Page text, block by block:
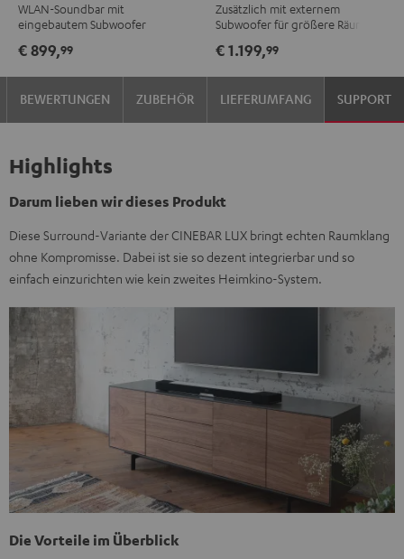
WLAN-Soundbar mit
eingebautem Subwoofer
€ 899,99
SchwarzSchwarz
Weiß
Zusätzlich mit externem
Subwoofer für größere Räume
€ 1.199,99
BEWERTUNGEN ZUBEHÖR LIEFERUMFANG SUPPORT
Highlights
Darum lieben wir dieses Produkt
Diese Surround-Variante der CINEBAR LUX bringt echten Raumklang
ohne Kompromisse. Dabei ist sie so dezent integrierbar und so
einfach einzurichten wie kein zweites Heimkino-System.
Die Vorteile im Überblick